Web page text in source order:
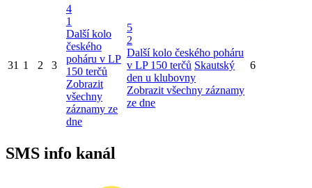
31 1 2 3
4
1
Další kolo
českého
poháru v LP
150 terčů
Zobrazit
všechny
záznamy ze
dne
5
2
Další kolo českého poháru
v LP 150 terčů Skautský
den u klubovny
Zobrazit všechny záznamy
ze dne
6
SMS info kanál